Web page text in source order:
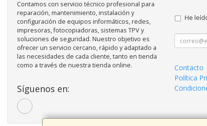
Contamos con servicio técnico profesional para
reparación, mantenimiento, instalación y
configuración de equipos informáticos, redes,
impresoras, fotocopiadoras, sistemas TPV y
soluciones de seguridad. Nuestro objetivo es
ofrecer un servicio cercano, rápido y adaptado a
las necesidades de cada cliente, tanto en tienda
como a través de nuestra tienda online.
Síguenos en:
He
Contacto
Política